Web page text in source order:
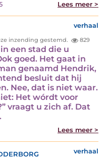
Lees meer >
verhaal
inzending gestemd. 829
een stad die u
goed. Het gaat in
genaamd Hendrik,
besluit dat hij
Nee, dat is niet waar.
Het wórdt voor
vraagt u zich af. Dat
Lees meer >
verhaal